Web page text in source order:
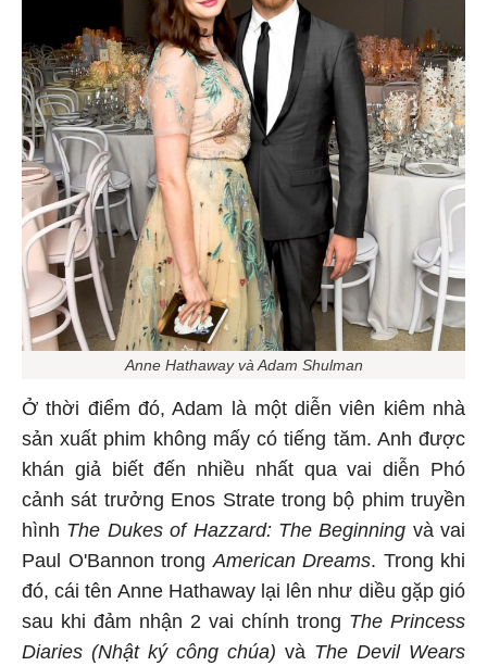
Anne Hathaway và Adam Shulman
Ở thời điểm đó, Adam là một diễn viên kiêm nhà
sản xuất phim không mấy có tiếng tăm. Anh được
khán giả biết đến nhiều nhất qua vai diễn Phó
cảnh sát trưởng Enos Strate trong bộ phim truyền
hình The Dukes of Hazzard: The Beginning và vai
Paul O'Bannon trongAmerican Dreams. Trong khi
đó, cái tên Anne Hathaway lại lên như diều gặp gió
sau khi đảm nhận 2 vai chính trong The Princess
Diaries (Nhật ký công chúa) và The Devil Wears